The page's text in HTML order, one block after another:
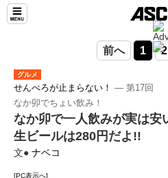
前へ 1 2
グルメ
せんべろが止まらない！ ― 第17回
なか卯でちょい飲み！
なか卯で一人飲みが実は安
生ビールは280円だよ!!
文● ナベコ
[PC表示へ]